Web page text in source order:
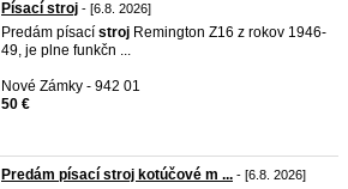
Písací stroj - [6.8. 2026]
Predám písací stroj Remington Z16 z rokov 1946-
49, je plne funkčn ...
Nové Zámky - 942 01
50 €
Predám písací stroj kotúčové m ... - [6.8. 2026]